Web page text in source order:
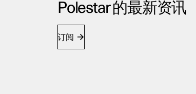
Polestar 的最新资讯
订阅